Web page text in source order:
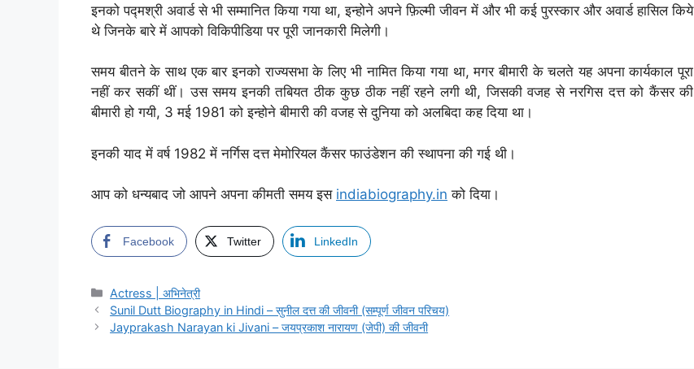
इनको पद्मश्री अवार्ड से भी सम्मानित किया गया था, इन्होने अपने फ़िल्मी जीवन में और भी कई पुरस्कार और अवार्ड हासिल किये
थे जिनके बारे में आपको विकिपीडिया पर पूरी जानकारी मिलेगी।
समय बीतने के साथ एक बार इनको राज्यसभा के लिए भी नामित किया गया था, मगर बीमारी के चलते यह अपना कार्यकाल पूरा
नहीं कर सकीं थीं। उस समय इनकी तबियत ठीक कुछ ठीक नहीं रहने लगी थी, जिसकी वजह से नरगिस दत्त को कैंसर की
बीमारी हो गयी, 3 मई 1981 को इन्होने बीमारी की वजह से दुनिया को अलबिदा कह दिया था।
इनकी याद में वर्ष 1982 में नर्गिस दत्त मेमोरियल कैंसर फाउंडेशन की स्थापना की गई थी।
आप को धन्यबाद जो आपने अपना कीमती समय इस indiabiography.in को दिया।
Facebook Twitter LinkedIn
Categories
Actress | अभिनेत्री
Sunil Dutt Biography in Hindi – सुनील दत्त की जीवनी (सम्पूर्ण जीवन परिचय)
Jayprakash Narayan ki Jivani – जयप्रकाश नारायण (जेपी) की जीवनी